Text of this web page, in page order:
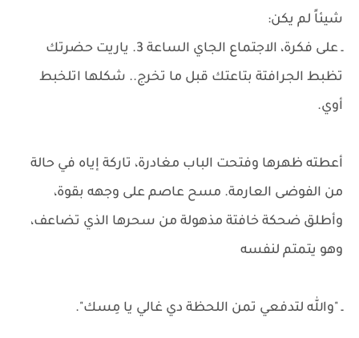
شيئاً لم يكن:
ـ على فكرة، الاجتماع الجاي الساعة 3. ياريت حضرتك
تظبط الجرافتة بتاعتك قبل ما تخرج.. شكلها اتلخبط
أوي.
أعطته ظهرها وفتحت الباب مغادرة، تاركة إياه في حالة
من الفوضى العارمة. مسح عاصم على وجهه بقوة،
وأطلق ضحكة خافتة مذهولة من سحرها الذي تضاعف،
وهو يتمتم لنفسه
ـ "والله لتدفعي تمن اللحظة دي غالي يا مِسك".